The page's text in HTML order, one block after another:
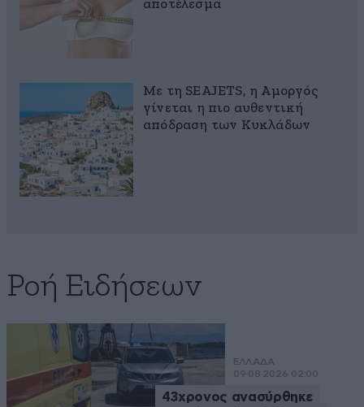
αποτέλεσμα
Με τη SEAJETS, η Αμοργός
γίνεται η πιο αυθεντική
απόδραση των Κυκλάδων
Ροή Ειδήσεων
ΕΛΛΑΔΑ
09·08·2026 02:00
43χρονος ανασύρθηκε